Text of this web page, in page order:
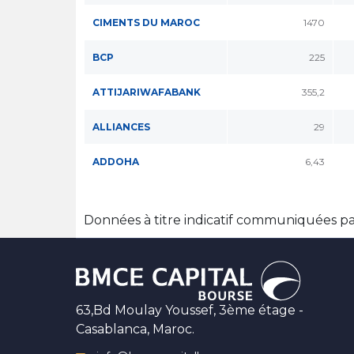
CIMENTS DU MAROC 1470
BCP 225
ATTIJARIWAFABANK 355,2
ALLIANCES 29
ADDOHA 6,43
Données à titre indicatif communiquées
63,Bd Moulay Youssef, 3ème étage -
Casablanca, Maroc.